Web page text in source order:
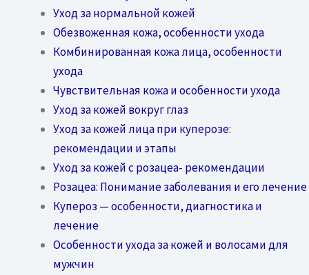
Уход за нормальной кожей
Обезвоженная кожа, особенности ухода
Комбинированная кожа лица, особенности
ухода
Чувствительная кожа и особенности ухода
Уход за кожей вокруг глаз
Уход за кожей лица при куперозе:
рекомендации и этапы
Уход за кожей с розацеа- рекомендации
Розацеа: Понимание заболевания и его лечение
Купероз — особенности, диагностика и
лечение
Особенности ухода за кожей и волосами для
мужчин